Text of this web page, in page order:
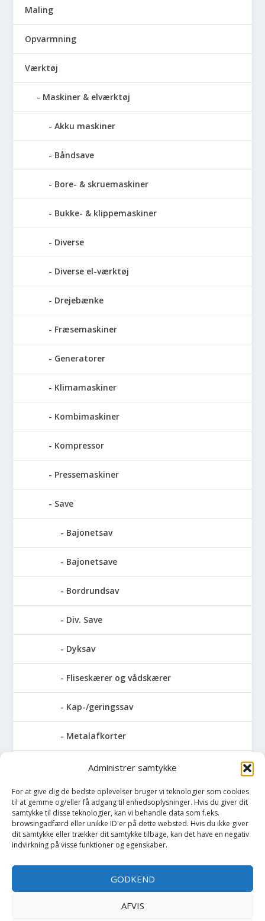
Administrer samtykke
For at give dig de bedste oplevelser bruger vi teknologier som cookies
til at gemme og/eller få adgang til enhedsoplysninger. Hvis du giver dit
samtykke til disse teknologier, kan vi behandle data som f.eks.
browsingadfærd eller unikke ID'er på dette websted. Hvis du ikke giver
dit samtykke eller trækker dit samtykke tilbage, kan det have en negativ
indvirkning på visse funktioner og egenskaber.
GODKEND
AFVIS
Maling
Opvarmning
Værktøj
Maskiner & elværktøj
Akku maskiner
Båndsave
Bore- & skruemaskiner
Bukke- & klippemaskiner
Diverse
Diverse el-værktøj
Drejebænke
Fræsemaskiner
Generatorer
Klimamaskiner
Kombimaskiner
Kompressor
Pressemaskiner
Save
Bajonetsav
Bajonetsave
Bordrundsav
Div. Save
Dyksav
Fliseskærer og vådskærer
Kap-/geringssav
Metalafkorter
Rundsav
Stationære rundsave
Stiksave
Søjlebore- & bænkboremaskiner